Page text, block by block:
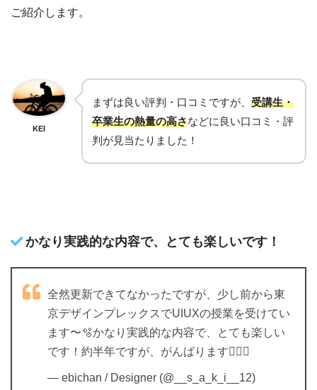
ご紹介します。
KEI
まずは良い評判・口コミですが、 受講生・
卒業生の熱量の高さなどに良い口コミ・評
判が見当たりました！
かなり実践的な内容で、とても楽しいです！
全然更新できてなかったですが、少し前から東
京デザインプレックスでUIUXの授業を受けてい
ます〜🫧かなり実践的な内容で、とても楽しい
です！約半年ですが、がんばります🙆🏻‍♀️
— ebichan / Designer (@__s_a_k_i__12)